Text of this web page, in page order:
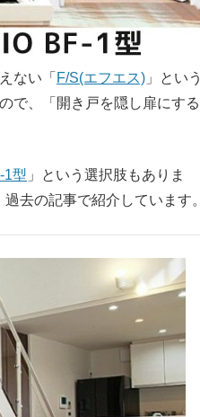
ない「 F/S(エフエス) 」という
で、「開き戸を隠し扉にする
1型 」という選択肢もありま
去の記事で紹介しています。